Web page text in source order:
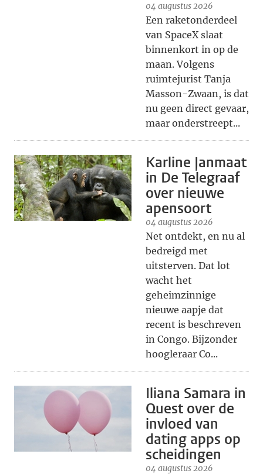
04 augustus 2026
Een raketonderdeel
van SpaceX slaat
binnenkort in op de
maan. Volgens
ruimtejurist Tanja
Masson-Zwaan, is dat
nu geen direct gevaar,
maar onderstreept...
Karline Janmaat
in De Telegraaf
over nieuwe
apensoort
04 augustus 2026
Net ontdekt, en nu al
bedreigd met
uitsterven. Dat lot
wacht het
geheimzinnige
nieuwe aapje dat
recent is beschreven
in Congo. Bijzonder
hoogleraar Co...
Iliana Samara in
Quest over de
invloed van
dating apps op
scheidingen
04 augustus 2026